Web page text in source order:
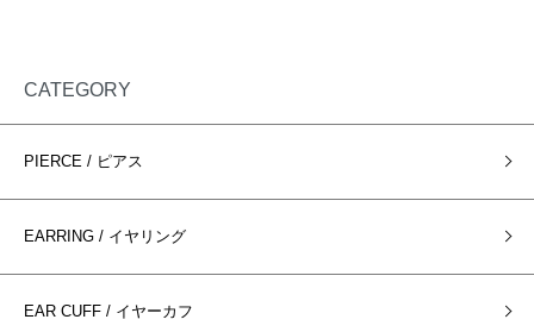
CATEGORY
PIERCE / ピアス
EARRING / イヤリング
EAR CUFF / イヤーカフ